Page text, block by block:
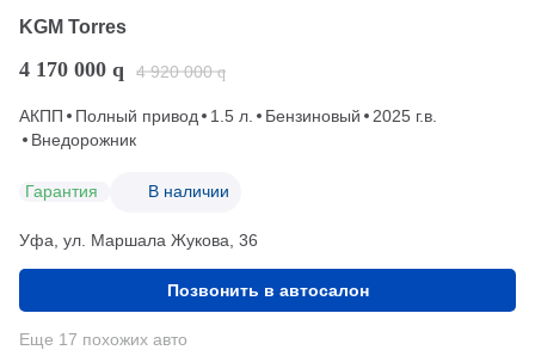
KGM Torres
4 170 000 q 4 920 000 q
АКПП Полный привод 1.5 л. Бензиновый
2025 г.в.
Внедорожник
Гарантия В наличии
Уфа, ул. Маршала Жукова, 36
Позвонить в автосалон
Еще 17 похожих авто